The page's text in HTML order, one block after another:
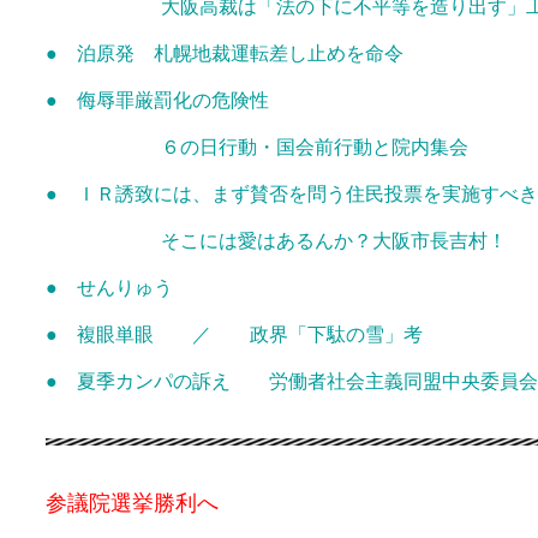
大阪高裁は「法の下に不平等を造り出す」工
● 泊原発 札幌地裁運転差し止めを命令
● 侮辱罪厳罰化の危険性
６の日行動・国会前行動と院内集会
● ＩＲ誘致には、まず賛否を問う住民投票を実施すべ
そこには愛はあるんか？大阪市長吉村！
● せんりゅう
● 複眼単眼 ／ 政界「下駄の雪」考
● 夏季カンパの訴え 労働者社会主義同盟中央委員会
参議院選挙勝利へ